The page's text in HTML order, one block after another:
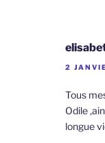
2
Tous
Odile
longue